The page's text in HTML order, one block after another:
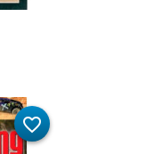
favorite_border